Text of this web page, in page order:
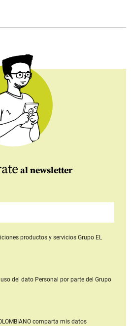
al newsletter
productos y serviciosGrupo EL
del dato Personal por parte del Grupo
comparta mis datos